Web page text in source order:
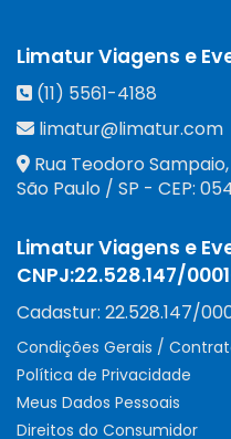
Limatur Viagens e
(11) 5561-4188
limatur@limatur.com
Rua Teodoro
São Paulo / SP - CEP:
Limatur Viagens e
CNPJ:22.528.147/
Cadastur: 22.528.147/
Condições Gerais /
Política de Privacidade
Meus Dados Pessoais
Direitos do Consumidor